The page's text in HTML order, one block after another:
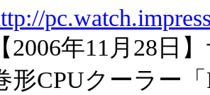
【2006年11月28日
形CPUクーラー